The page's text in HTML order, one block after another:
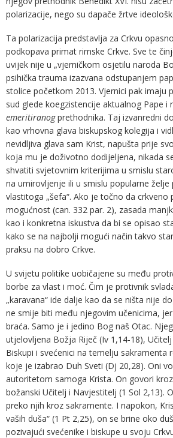
polarizacije, nego su dapače žrtve
Ta polarizacija predstavlja za Crkvu
podkopava primat rimske Crkve. Sve te
uvijek nije u „vjerničkom osjetilu naroda
psihička trauma izazvana odstupanjem
stolice početkom 2013. Vjernici pak imaju
sud glede koegzistencije aktualnog Pape i
emeritiranogprethodnika. Taj izvanredni
kao vrhovna glava biskupskog kolegija i
nevidljiva glava sam Krist, napušta prije
koja mu je doživotno dodijeljena, nikada
shvatiti svjetovnim kriterijima u smislu
na umirovljenje ili u smislu popularne
vlastitoga „šefa“. Ako je točno da crkveno
mogućnost (can. 332 par. 2), zasada
kao i konkretna iskustva da bi se opisao
kako se na najbolji mogući način takvo
praksu na dobro Crkve.
U svijetu politike uobičajene su među
borbe za vlast i moć. Čim je protivnik
„karavana“ ide dalje kao da se ništa nije
ne smije biti među njegovim učenicima,
braća. Samo je i jedino Bog naš Otac.
utjelovljena Božja Riječ (Iv 1,14-18),
Biskupi i svećenici na temelju sakramenta
koje je izabrao Duh Sveti (Dj 20,28). Oni
autoritetom samoga Krista. On govori
božanski Učitelj i Navjestitelj (1 Sol 2,13).
preko njih kroz sakramente. I napokon,
vaših duša“ (1 Pt 2,25), on se brine oko
pozivajući svećenike i biskupe u svoju